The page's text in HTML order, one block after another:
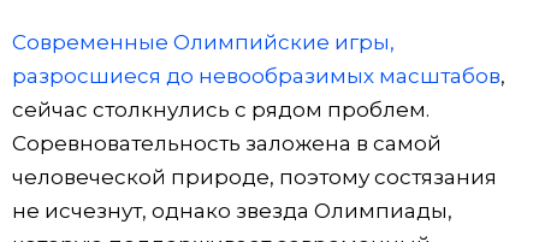
Современные Олимпийские игры,
разросшиеся до невообразимых масштабов,
сейчас столкнулись с рядом проблем.
Соревновательность заложена в самой
человеческой природе, поэтому состязания
не исчезнут, однако звезда Олимпиады,